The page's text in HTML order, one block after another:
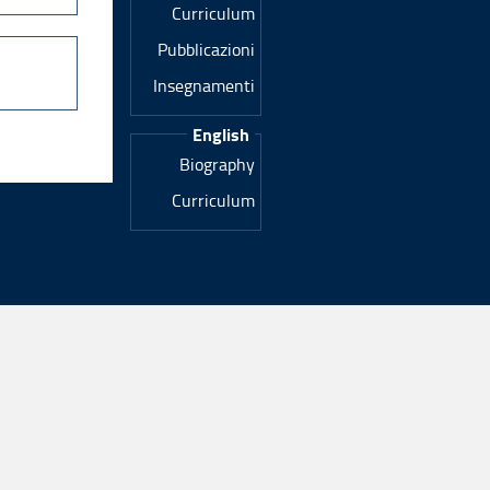
Curriculum
Pubblicazioni
Insegnamenti
English
Biography
Curriculum